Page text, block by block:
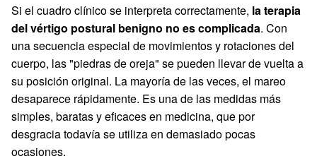
Si el cuadro clínico se interpreta correctamente, la terapia
del vértigo postural benigno no es complicada. Con
una secuencia especial de movimientos y rotaciones del
cuerpo, las "piedras de oreja" se pueden llevar de vuelta a
su posición original. La mayoría de las veces, el mareo
desaparece rápidamente. Es una de las medidas más
simples, baratas y eficaces en medicina, que por
desgracia todavía se utiliza en demasiado pocas
ocasiones.